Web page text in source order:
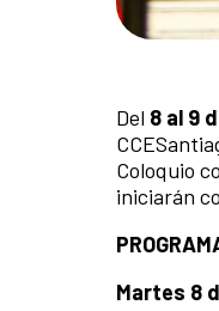
Del 8 al 9
Coloquio
iniciarán
Martes 8